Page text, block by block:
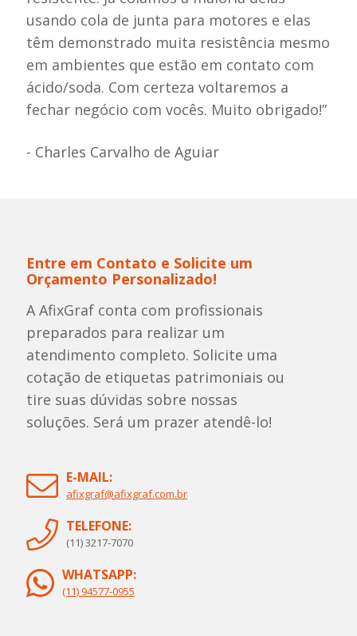
usando cola de junta para motores e elas
têm demonstrado muita resistência mesmo
em ambientes que estão em contato com
ácido/soda. Com certeza voltaremos a
fechar negócio com vocês. Muito obrigado!”
- Charles Carvalho de Aguiar
Entre em Contato e Solicite um
Orçamento Personalizado!
A AfixGraf conta com profissionais
preparados para realizar um
atendimento completo. Solicite uma
cotação de etiquetas patrimoniais ou
tire suas dúvidas sobre nossas
soluções. Será um prazer atendê-lo!
E-MAIL:
afixgraf@afixgraf.com.br
TELEFONE:
(11) 3217-7070
WHATSAPP:
(11) 94577-0955